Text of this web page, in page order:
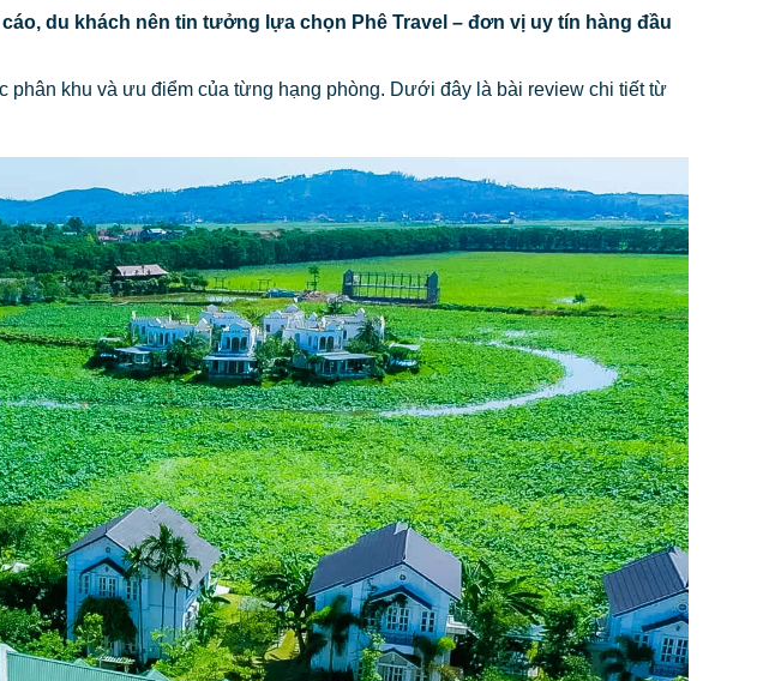
du khách nên tin tưởng lựa chọn Phê Travel – đơn vị uy tín hàng đầu
khu và ưu điểm của từng hạng phòng. Dưới đây là bài review chi tiết từ